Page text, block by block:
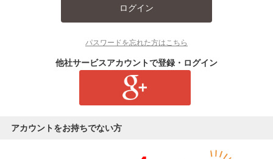
ログイン
パスワードを忘れた方はこちら
他社サービスアカウントで登録・ログイン
アカウントをお持ちでない方